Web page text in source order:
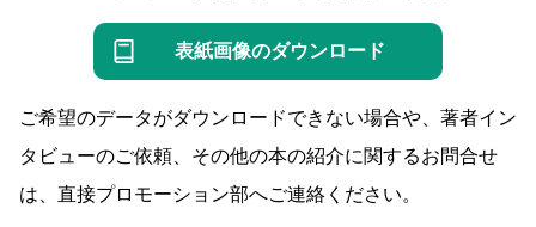
表紙画像のダウンロード
ご希望のデータがダウンロードできない場合や、著者イン
タビューのご依頼、その他の本の紹介に関するお問合せ
は、直接プロモーション部へご連絡ください。